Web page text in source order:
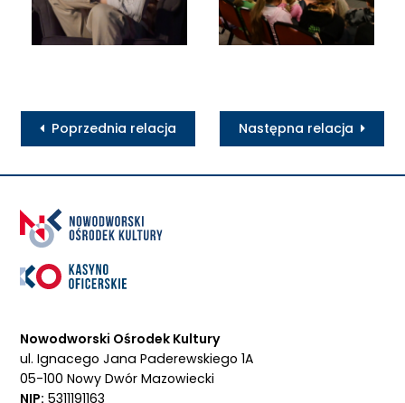
Poprzednia relacja Następna relacja
Nowodworski Ośrodek Kultury
ul. Ignacego Jana Paderewskiego 1A
05-100 Nowy Dwór Mazowiecki
NIP: 5311191163